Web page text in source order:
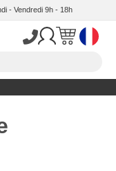
- Vendredi 9h - 18h